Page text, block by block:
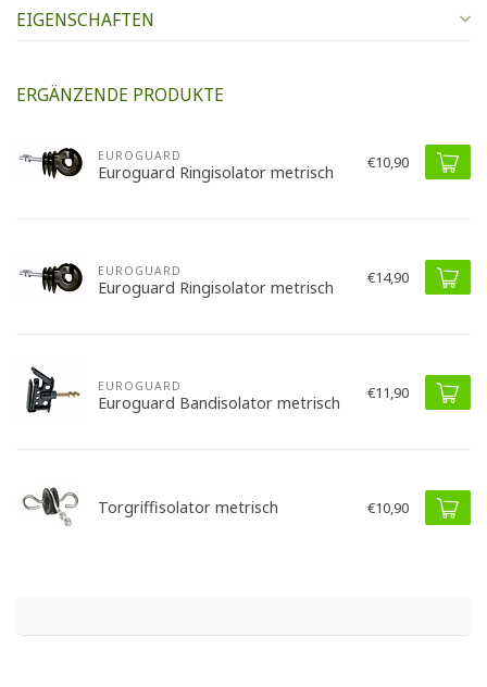
EIGENSCHAFTEN
ERGÄNZENDE PRODUKTE
EUROGUARD
Euroguard Ringisolator metrisch €10,90
EUROGUARD
Euroguard Ringisolator metrisch €14,90
EUROGUARD
Euroguard Bandisolator metrisch €11,90
Torgriffisolator metrisch €10,90